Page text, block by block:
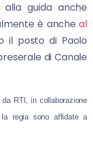
guida anche
è ancheal
il posto di Paolo
di Canale
da RTI, in collaborazione
regia sono affidate a